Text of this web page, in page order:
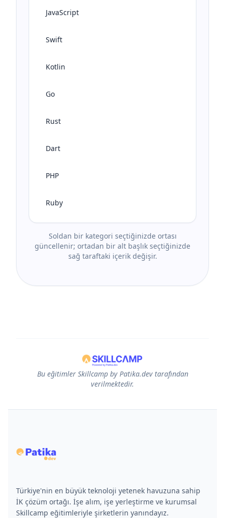
JavaScript
Swift
Kotlin
Go
Rust
Dart
PHP
Ruby
Soldan bir kategori seçtiğinizde ortası
güncellenir; ortadan bir alt başlık seçtiğinizde
sağ taraftaki içerik değişir.
Bu eğitimler Skillcamp by Patika.dev tarafından
verilmektedir.
Türkiye'nin en büyük teknoloji yetenek havuzuna sahip
İK çözüm ortağı. İşe alım, işe yerleştirme ve kurumsal
Skillcamp eğitimleriyle şirketlerin yanındayız.